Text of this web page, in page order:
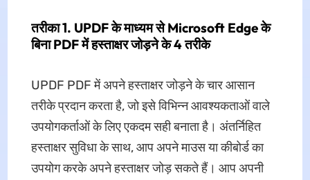
तरीका 1. UPDF के माध्यम से Microsoft Edge के
बिना PDF में हस्ताक्षर जोड़ने के 4 तरीके
UPDF PDF में अपने हस्ताक्षर जोड़ने के चार आसान
तरीके प्रदान करता है, जो इसे विभिन्न आवश्यकताओं वाले
उपयोगकर्ताओं के लिए एकदम सही बनाता है। अंतर्निहित
हस्ताक्षर सुविधा के साथ, आप अपने माउस या कीबोर्ड का
उपयोग करके अपने हस्ताक्षर जोड़ सकते हैं। आप अपनी